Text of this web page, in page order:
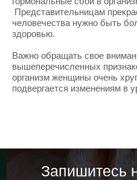
Представительницам
человечества нужно быть
здоровью.
Важно обращать свое
вышеперечисленных
организм женщины очень
подвергается изменениям в
Запишитесь